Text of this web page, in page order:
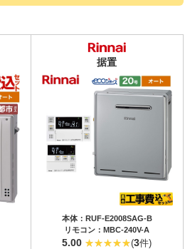
据置
本体：RUF-E2008SAG-B
リモコン：MBC-240V-A
5.00 (3件)